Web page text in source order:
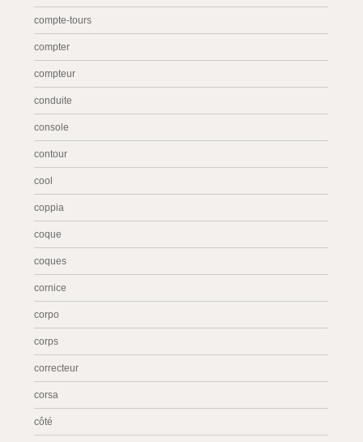
compte-tours
compter
compteur
conduite
console
contour
cool
coppia
coque
coques
cornice
corpo
corps
correcteur
corsa
côté